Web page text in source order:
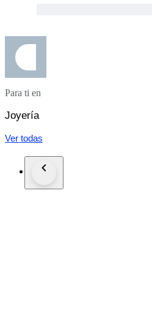
Para ti en
Joyería
Ver todas